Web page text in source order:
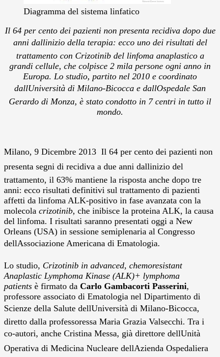
Diagramma del sistema linfatico
Il 64 per cento dei pazienti non presenta recidiva dopo due
anni dallinizio della terapia: ecco uno dei risultati del
trattamento con Crizotinib del linfoma anaplastico a
grandi cellule, che colpisce 2 mila persone ogni anno in
Europa. Lo studio, partito nel 2010 e coordinato
dallUniversità di Milano-Bicocca e dallOspedale San
Gerardo di Monza, è stato condotto in 7 centri in tutto il
mondo.
Milano, 9 Dicembre 2013  Il 64 per cento dei pazienti non
presenta segni di recidiva a due anni dallinizio del
trattamento, il 63% mantiene la risposta anche dopo tre
anni: ecco risultati definitivi sul trattamento di pazienti
affetti da linfoma ALK-positivo in fase avanzata con la
molecola crizotinib, che inibisce la proteina ALK, la causa
del linfoma. I risultati saranno presentati oggi a New
Orleans (USA) in sessione semiplenaria al Congresso
dellAssociazione Americana di Ematologia.
Lo studio, Crizotinib in advanced, chemoresistant
Anaplastic Lymphoma Kinase (ALK)+ lymphoma
patients è firmato da Carlo Gambacorti Passerini,
professore associato di Ematologia nel Dipartimento di
Scienze della Salute dellUniversità di Milano-Bicocca,
diretto dalla professoressa Maria Grazia Valsecchi. Tra i
co-autori, anche Cristina Messa, già direttore dellUnità
Operativa di Medicina Nucleare dellAzienda Ospedaliera